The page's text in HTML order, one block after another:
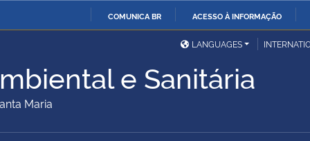
O
COMUNICA BR ACESSO À INFORMAÇÃO
Ministério da Defesa
Ministério das Relações
Exteriores
Ministério da Cidadania Ministério da Saúde
LANGUAGES
e Sanitária
Maria